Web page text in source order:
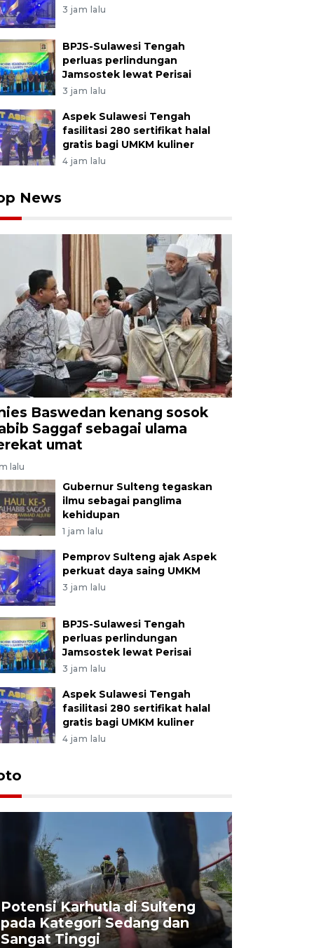
3 jam lalu
BPJS-Sulawesi Tengah
perluas perlindungan
Jamsostek lewat Perisai
3 jam lalu
Aspek Sulawesi Tengah
fasilitasi 280 sertifikat halal
gratis bagi UMKM kuliner
4 jam lalu
News
Baswedan kenang sosok
Saggaf sebagai ulama
umat
lalu
Gubernur Sulteng tegaskan
ilmu sebagai panglima
kehidupan
1 jam lalu
Pemprov Sulteng ajak Aspek
perkuat daya saing UMKM
3 jam lalu
BPJS-Sulawesi Tengah
perluas perlindungan
Jamsostek lewat Perisai
3 jam lalu
Aspek Sulawesi Tengah
fasilitasi 280 sertifikat halal
gratis bagi UMKM kuliner
4 jam lalu
Potensi Karhutla di Sulteng
pada Kategori Sedang dan
Sangat Tinggi